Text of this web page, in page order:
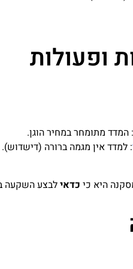
ופעולות
: המדד מתומחר במחיר הוגן.
: למדד אין מגמה ברורה (דישדוש).
היא כי כדאילבצע השקעה